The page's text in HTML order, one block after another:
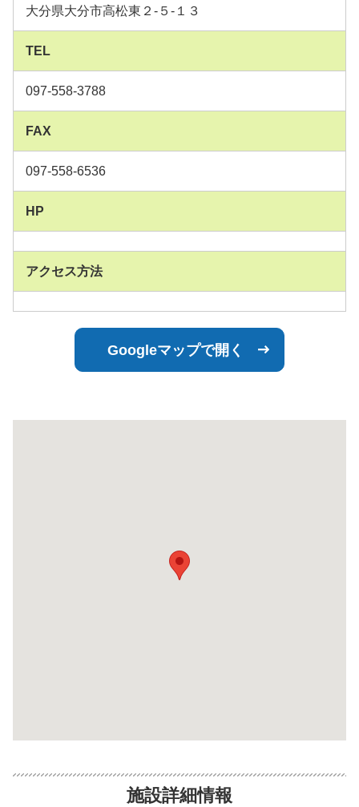
大分県大分市高松東２-５-１３
TEL
097-558-3788
FAX
097-558-6536
HP
アクセス方法
Googleマップで開く
施設詳細情報